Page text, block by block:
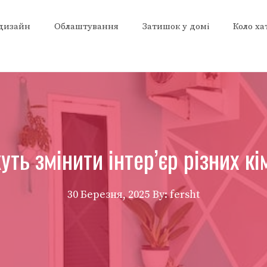
Облаштування Затишок у домі Коло
змінити інтер’єр різних
30 Березня, 2025 By: fersht